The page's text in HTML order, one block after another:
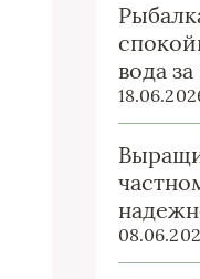
вода